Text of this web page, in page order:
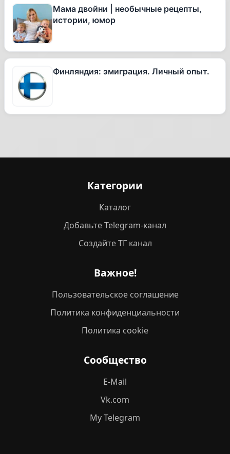
Мама двойни | необычные рецепты,
истории, юмор
Финляндия: эмиграция. Личный опыт.
Категории
Каталог
Добавьте Telegram-канал
Создайте ТГ канал
Важное!
Пользовательское соглашение
Политика конфиденциальности
Политика cookie
Сообщество
E-Mail
Vk.com
My Telegram